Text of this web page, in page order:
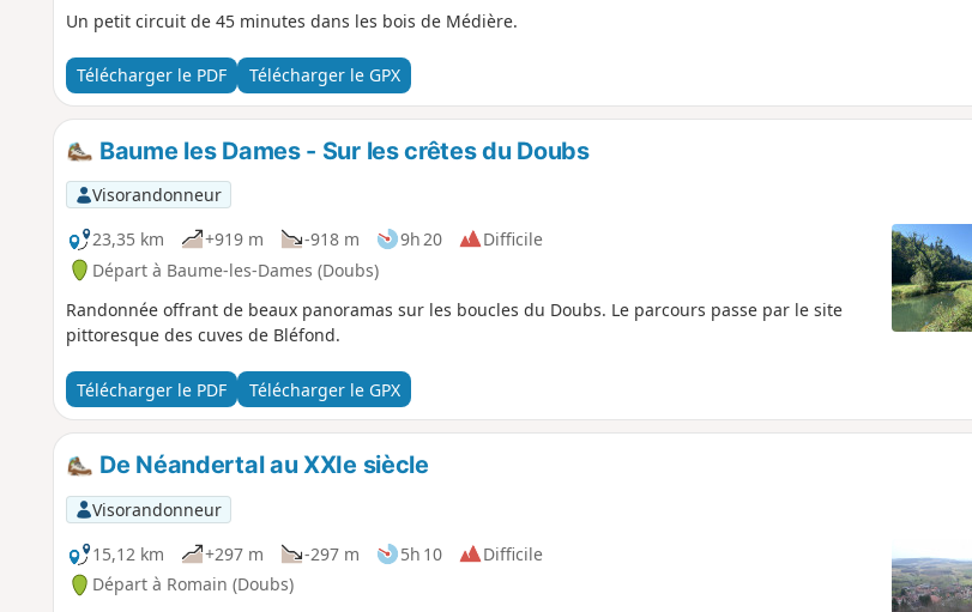
Un petit circuit de 45 minutes dans les bois de Médière.
Télécharger le PDF Télécharger le GPX
Baume les Dames - Sur les crêtes du Doubs
Visorandonneur
23,35 km
+919 m -918 m 9h 20
Difficile
Départ à Baume-les-Dames (Doubs)
Randonnée offrant de beaux panoramas sur les boucles du Doubs. Le parcours passe par le site
pittoresque des cuves de Bléfond.
Télécharger le PDF Télécharger le GPX
De Néandertal au XXIe siècle
Visorandonneur
15,12 km
+297 m -297 m 5h 10
Difficile
Départ à Romain (Doubs)